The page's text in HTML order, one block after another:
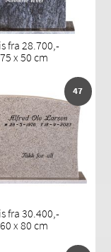
fra 28.700,-
75 x 50 cm
47
fra 30.400,-
60 x 80 cm